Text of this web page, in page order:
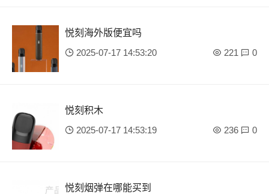
悦刻海外版便宜吗
2025-07-17 14:53:20
221 0
悦刻积木
2025-07-17 14:53:19
236 0
悦刻烟弹在哪能买到